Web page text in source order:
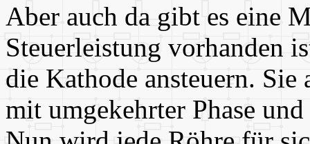
Aber auch da gibt es eine
Steuerleistung vorhanden
die Kathode ansteuern. Sie
mit umgekehrter Phase